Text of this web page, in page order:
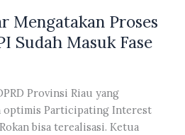
Mengatakan Proses
Sudah Masuk Fase
Provinsi Riau yang
optimis Participating Interest
bisa terealisasi. Ketua